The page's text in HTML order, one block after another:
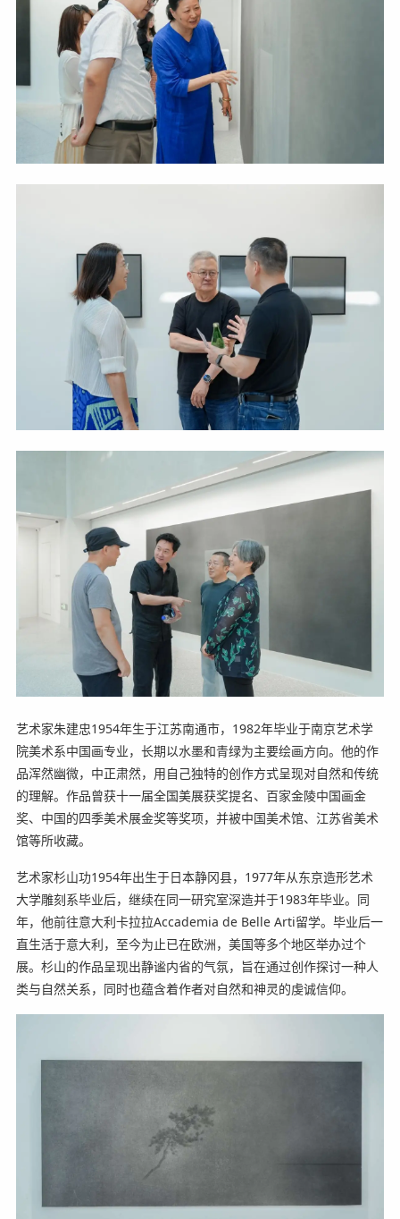
艺术家朱建忠1954年生于江苏南通市，1982年毕业于南京艺术学
院美术系中国画专业，长期以水墨和青绿为主要绘画方向。他的作
品浑然幽微，中正肃然，用自己独特的创作方式呈现对自然和传统
的理解。作品曾获十一届全国美展获奖提名、百家金陵中国画金
奖、中国的四季美术展金奖等奖项，并被中国美术馆、江苏省美术
馆等所收藏。
艺术家杉山功1954年出生于日本静冈县，1977年从东京造形艺术
大学雕刻系毕业后，继续在同一研究室深造并于1983年毕业。同
年，他前往意大利卡拉拉Accademia de Belle Arti留学。毕业后一
直生活于意大利，至今为止已在欧洲，美国等多个地区举办过个
展。杉山的作品呈现出静谧内省的气氛，旨在通过创作探讨一种人
类与自然关系，同时也蕴含着作者对自然和神灵的虔诚信仰。